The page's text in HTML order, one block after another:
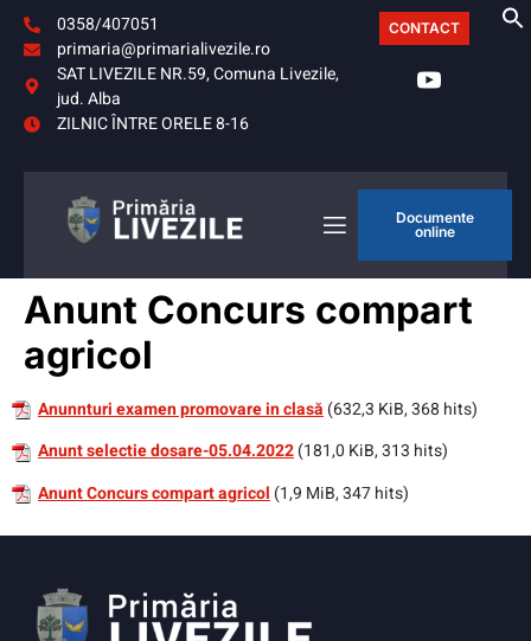
0358/407051
primaria@primarialivezile.ro
SAT LIVEZILE NR.59, Comuna Livezile,
jud. Alba
ZILNIC ÎNTRE ORELE 8-16
CONTACT
Documente
online
Anunt Concurs compart
agricol
Anunnturi examen promovare in clasă (632,3 KiB, 368 hits)
Anunt selectie dosare-05.04.2022(181,0 KiB, 313 hits)
Anunt Concurs compart agricol (1,9 MiB, 347 hits)